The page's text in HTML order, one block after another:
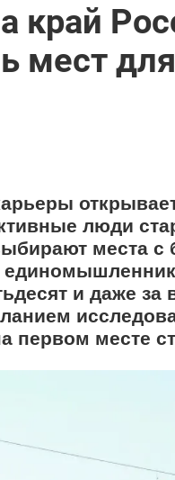
край
мест
люди
места с
и даже
первом месте